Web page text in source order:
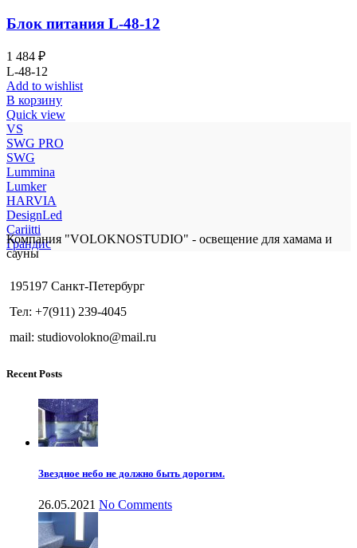
Блок питания L-48-12
1 484 ₽
L-48-12
Add to wishlist
В корзину
Quick view
VS
SWG PRO
SWG
Lummina
Lumker
HARVIA
DesignLed
Cariitti
Грандис
Компания "VOLOKNOSTUDIO" - освещение для хамама и
сауны
195197 Санкт-Петербург
Тел: +7(911) 239-4045
mail: studiovolokno@mail.ru
Recent Posts
Звездное небо не должно быть дорогим.
26.05.2021 No Comments